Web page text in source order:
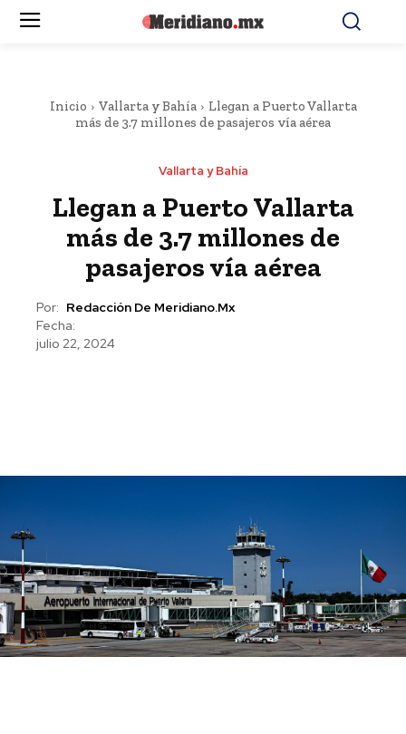
Inicio Vallarta y Bahía
Llegan a Puerto Vallarta
más de 3.7 millones de pasajeros vía aérea
Vallarta y Bahía
Llegan a Puerto Vallarta
más de 3.7 millones de
pasajeros vía aérea
Por: Redacción De Meridiano.mx
Fecha:
julio 22, 2024